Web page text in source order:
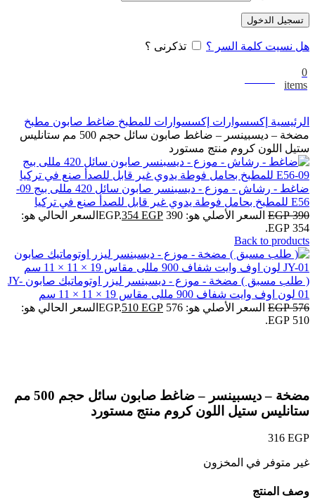
تسجيل الدخول
هل نسيت كلمة السر ؟ تذكرنى ؟
0
items
الرئيسية إكسسوارات إكسسوارات للمطبخ ضاغط صابون مطبخ
مضخة – ديسبينسر – ضاغط صابون سائل حجم 500 مم ستانليس
ستيل اللون كروم منتج مستورد
ضاغط - رشاش - موزع - ديسبنسر صابون سائل 420 مللى بيج 09-
E56 للمطبخ بحامل فوطة يدوي غير قابل للصدأ صنع في تركيا
390
EGP السعر الأصلي هو: 390 EGP. 354 EGP
السعر الحالي هو:
354 EGP.
Back to products
( طلب مسبق ) مضخة - موزع - ديسبنسر ليزر اوتوماتيك صابون JY-
01 لون اوف وايت شفاف 900 مللى مقاس 19 × 11 × 11 سم
576
EGP السعر الأصلي هو: 576 EGP. 510 EGP
السعر الحالي هو:
510 EGP.
مضخة – ديسبينسر – ضاغط صابون سائل حجم 500 مم
ستانليس ستيل اللون كروم منتج مستورد
316 EGP
غير متوفر في المخزون
وصف المنتج